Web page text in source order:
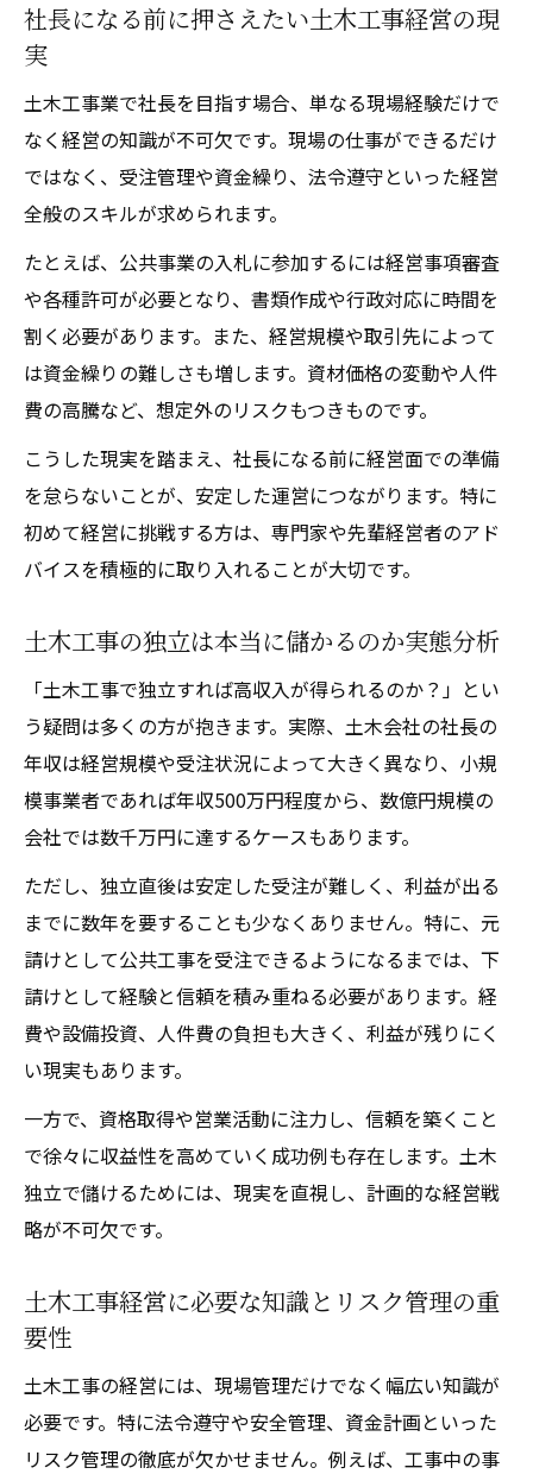
社長になる前に押さえたい土木工事経営の現
実
土木工事業で社長を目指す場合、単なる現場経験だけで
なく経営の知識が不可欠です。現場の仕事ができるだけ
ではなく、受注管理や資金繰り、法令遵守といった経営
全般のスキルが求められます。
たとえば、公共事業の入札に参加するには経営事項審査
や各種許可が必要となり、書類作成や行政対応に時間を
割く必要があります。また、経営規模や取引先によって
は資金繰りの難しさも増します。資材価格の変動や人件
費の高騰など、想定外のリスクもつきものです。
こうした現実を踏まえ、社長になる前に経営面での準備
を怠らないことが、安定した運営につながります。特に
初めて経営に挑戦する方は、専門家や先輩経営者のアド
バイスを積極的に取り入れることが大切です。
土木工事の独立は本当に儲かるのか実態分析
「土木工事で独立すれば高収入が得られるのか？」とい
う疑問は多くの方が抱きます。実際、土木会社の社長の
年収は経営規模や受注状況によって大きく異なり、小規
模事業者であれば年収500万円程度から、数億円規模の
会社では数千万円に達するケースもあります。
ただし、独立直後は安定した受注が難しく、利益が出る
までに数年を要することも少なくありません。特に、元
請けとして公共工事を受注できるようになるまでは、下
請けとして経験と信頼を積み重ねる必要があります。経
費や設備投資、人件費の負担も大きく、利益が残りにく
い現実もあります。
一方で、資格取得や営業活動に注力し、信頼を築くこと
で徐々に収益性を高めていく成功例も存在します。土木
独立で儲けるためには、現実を直視し、計画的な経営戦
略が不可欠です。
土木工事経営に必要な知識とリスク管理の重
要性
土木工事の経営には、現場管理だけでなく幅広い知識が
必要です。特に法令遵守や安全管理、資金計画といった
リスク管理の徹底が欠かせません。例えば、工事中の事